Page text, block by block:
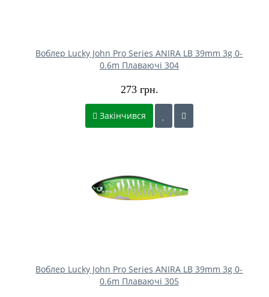
Воблер Lucky John Pro Series ANIRA LB 39mm 3g 0-
0.6m Плаваючі 304
273 грн.
Закінчився
Воблер Lucky John Pro Series ANIRA LB 39mm 3g 0-
0.6m Плаваючі 305